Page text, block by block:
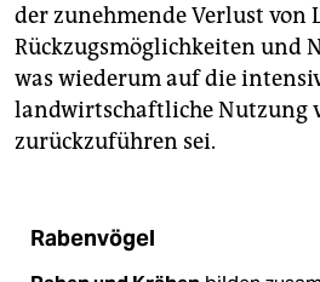
der zunehmende Verlust von
Rückzugsmöglichkeiten und
was wiederum auf die
landwirtschaftliche Nutzung
zurückzuführen sei.
Rabenvögel